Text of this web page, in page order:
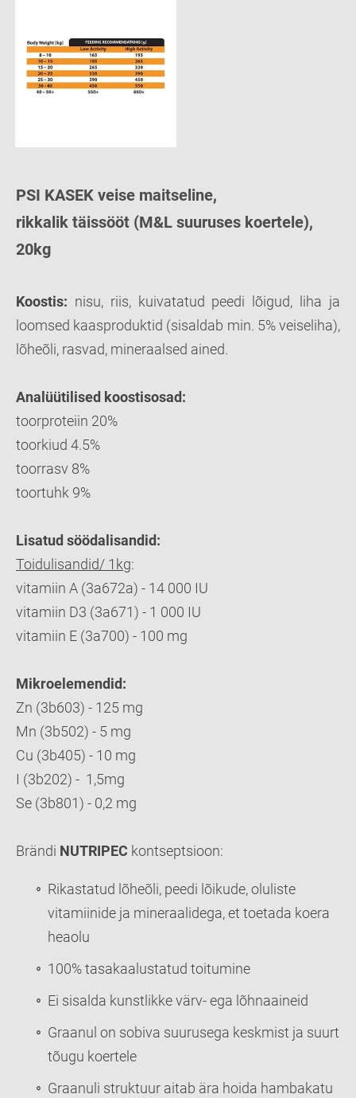
PSI KASEK veise maitseline,
rikkalik täissööt (M&L suuruses koertele),
20kg
Koostis: nisu, riis, kuivatatud peedi lõigud, liha ja
loomsed kaasproduktid (sisaldab min. 5% veiseliha),
lõheõli, rasvad, mineraalsed ained.
Analüütilised koostisosad:
toorproteiin 20%
toorkiud 4.5%
toorrasv 8%
toortuhk 9%
Lisatud söödalisandid:
Toidulisandid/ 1kg:
vitamiin A (3a672a) - 14 000 IU
vitamiin D3 (3a671) - 1 000 IU
vitamiin E (3a700) - 100 mg
Mikroelemendid:
Zn (3b603) - 125 mg
Mn (3b502) - 5 mg
Cu (3b405) - 10 mg
I (3b202) - 1,5mg
Se (3b801) - 0,2 mg
Brändi NUTRIPEC kontseptsioon:
Rikastatud lõheõli, peedi lõikude, oluliste
vitamiinide ja mineraalidega, et toetada koera
heaolu
100% tasakaalustatud toitumine
Ei sisalda kunstlikke värv- ega lõhnaaineid
Graanul on sobiva suurusega keskmist ja suurt
tõugu koertele
Graanuli struktuur aitab ära hoida hambakatu